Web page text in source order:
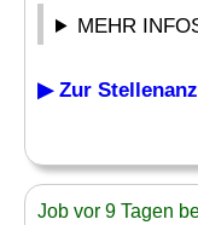
MEHR
▶ Zur
Job vor 9 Tagen